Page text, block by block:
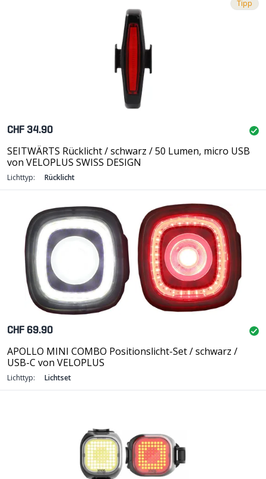
Tipp
CHF 34.90
SEITWÄRTS Rücklicht / schwarz / 50 Lumen, micro USB
von VELOPLUS SWISS DESIGN
Lichttyp: Rücklicht
CHF 69.90
APOLLO MINI COMBO Positionslicht-Set / schwarz /
USB-C von VELOPLUS
Lichttyp: Lichtset